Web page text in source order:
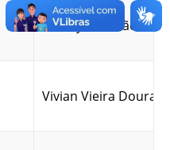
Albany Brandão da
Vivian Vieira